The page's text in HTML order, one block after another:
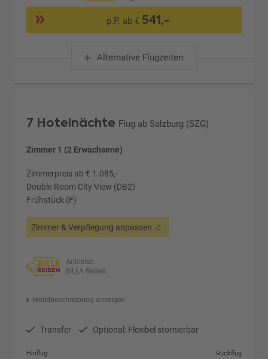
p.P. ab € 541,-
Alternative Flugzeiten
7 Hotelnächte Flug ab Salzburg (SZG)
Zimmer 1 (2 Erwachsene)
Zimmerpreis ab € 1.085,-
Double Room City View (DB2)
Frühstück (F)
Zimmer & Verpflegung anpassen
Anbieter:
BILLA Reisen
Hotelbeschreibung anzeigen
Transfer Optional: Flexibel stornierbar
Hinflug
Rückflug